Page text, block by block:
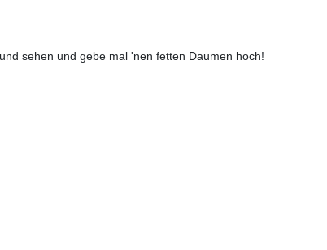
des Songs. Da würde ich eventuell schauen, ob man
nochmal etwas mehr vom vorherigen Teil
etwas zähmen, gerade so ab 3:12 finde ich es
und meeega viel Rauschen drin sitzt - RX6 sei dank stark
sehen und gebe mal 'nen fetten Daumen hoch!